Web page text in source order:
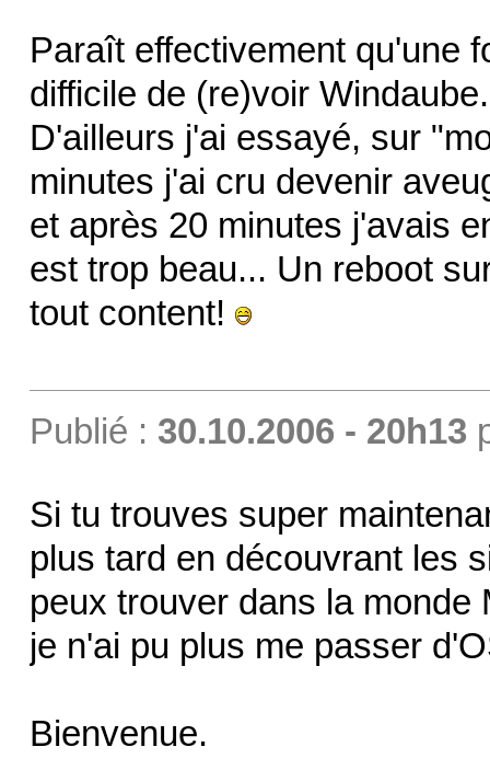
Paraît effectivement qu'une
difficile de (re)voir
D'ailleurs j'ai essayé, sur
minutes j'ai cru devenir
et après 20 minutes j'avais
est trop beau... Un reboot
tout content!
Publié : 30.10.2006 - 20h13
Si tu trouves super
plus tard en découvrant les
peux trouver dans la
je n'ai pu plus me passer
Bienvenue.